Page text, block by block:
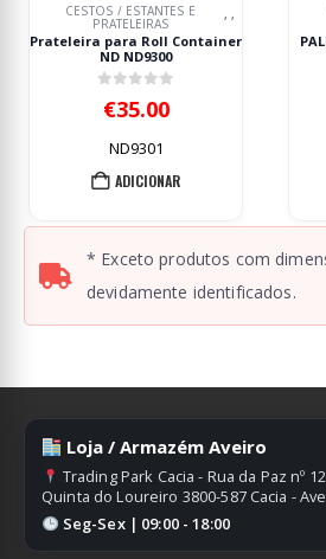
,,
Container
CESTOS / ESTANTES E
PRATELEIRAS
PALETE UNIVERSAL
* Exceto produtos com
devidamente identificados.
Loja / Armazém Aveiro
Trading Park Cacia - Rua da Paz nº
Quinta do Loureiro 3800-587 Cacia -
Seg-Sex | 09:00 - 18:00